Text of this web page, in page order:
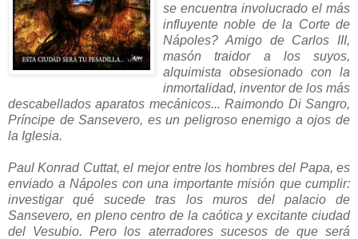
se encuentra involucrado el más
influyente noble de la Corte de
Nápoles? Amigo de Carlos III,
masón traidor a los suyos,
alquimista obsesionado con la
inmortalidad, inventor de los más
descabellados aparatos mecánicos... Raimondo Di Sangro,
Príncipe de Sansevero, es un peligroso enemigo a ojos de
la Iglesia.
Paul Konrad Cuttat, el mejor entre los hombres del Papa, es
enviado a Nápoles con una importante misión que cumplir:
investigar qué sucede tras los muros del palacio de
Sansevero, en pleno centro de la caótica y excitante ciudad
del Vesubio. Pero los aterradores sucesos de que será